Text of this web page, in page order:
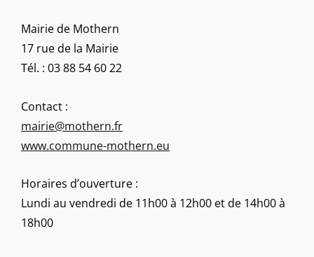
Mairie de Mothern
17 rue de la Mairie
Tél. : 03 88 54 60 22
Contact :
mairie@mothern.fr
www.commune-mothern.eu
Horaires d’ouverture :
Lundi au vendredi de 11h00 à 12h00 et de 14h00 à
18h00